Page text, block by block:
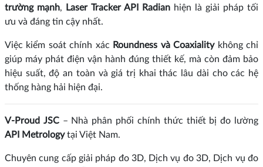
trường mạnh, Laser Tracker API Radian hiện là giải pháp tối
ưu và đáng tin cậy nhất.
Việc kiểm soát chính xác Roundness và Coaxialitykhông chỉ
giúp máy phát điện vận hành đúng thiết kế, mà còn đảm bảo
hiệu suất, độ an toàn và giá trị khai thác lâu dài cho các hệ
thống hàng hải hiện đại.
V-Proud JSC– Nhà phân phối chính thức thiết bị đo lường
API Metrologytại Việt Nam.
Chuyên cung cấp giải pháp đo 3D, Dịch vụ đo 3D, Dịch vụ đo